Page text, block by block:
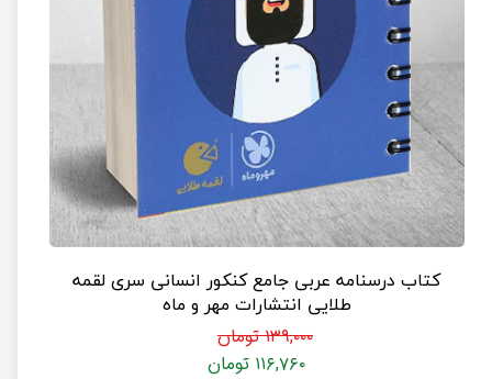
کتاب درسنامه عربی جامع کنکور انسانی سری لقمه
طلایی انتشارات مهر و ماه
۱۳۹,۰۰۰ تومان
۱۱۶,۷۶۰ تومان